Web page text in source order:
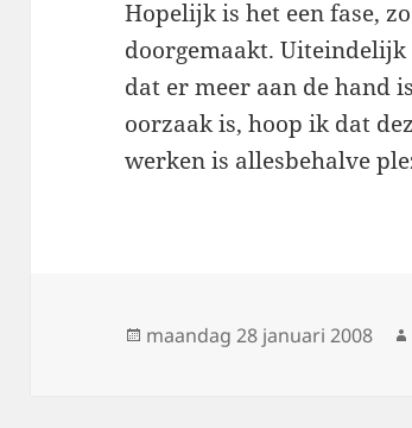
Hopelijk is het een fase,
doorgemaakt.
dat er meer aan de hand
oorzaak is, hoop ik dat
werken is allesbehalve
Geplaatst
maandag 28 januari 2008